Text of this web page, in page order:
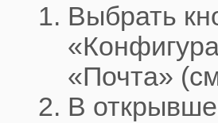
Выбрать
«Почта»
В